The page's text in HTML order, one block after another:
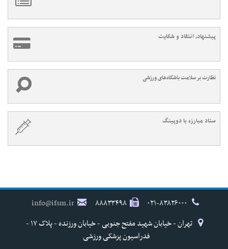
پیشنهاد، انتقاد و شکایت
نظارت بر سلامت باشگاه‌های ورزشی
ستاد مبارزه با دوپینگ
۸۸۸۳۳۴۹۸
info@ifsm.ir
تهران - خیابان شهید مفتح جنوبی - خیابان ورزنده - پلاک ۱۷ -
فدراسیون پزشکی ورزشی